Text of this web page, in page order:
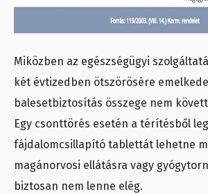
Miközben az egészségügyi
két évtizedben ötszörösére
balesetbiztosítás összege nem
Egy csonttörés esetén a térítésből
fájdalomcsillapító tablettát lehetne
magánorvosi ellátásra vagy
biztosan nem lenne elég.